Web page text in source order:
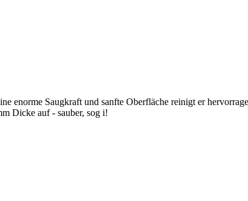
enorme Saugkraft und sanfte Oberfläche reinigt er
Dicke auf - sauber, sog i!